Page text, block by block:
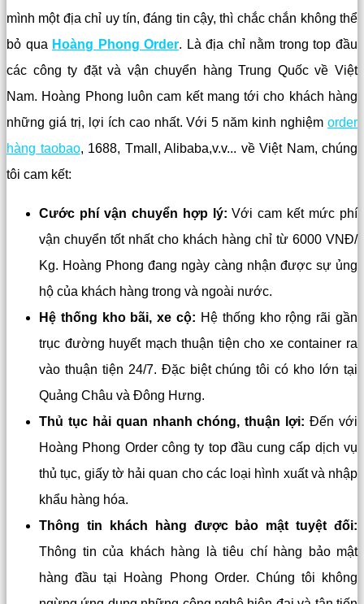
mình một địa chỉ uy tín, đáng tin cậy, thì chắc chắn không thể
bỏ qua Hoàng Phong Order. Là địa chỉ nằm trong top đầu
các công ty đặt và vận chuyển hàng Trung Quốc về Việt
Nam. Hoàng Phong luôn cam kết mang tới cho khách hàng
những giá trị, lợi ích cao nhất. Với 5 năm kinh nghiệm order
hàng taobao, 1688, Tmall, Alibaba,v.v... về Việt Nam, chúng
tôi cam kết:
Cước phí vận chuyển hợp lý: Với cam kết mức phí
vận chuyển tốt nhất cho khách hàng chỉ từ 6000 VNĐ/
Kg. Hoàng Phong đang ngày càng nhận được sự ủng
hộ của khách hàng trong và ngoài nước.
Hệ thống kho bãi, xe cộ: Hệ thống kho rộng rãi gần
trục đường huyết mạch thuận tiện cho xe container ra
vào thuận tiện 24/7. Đặc biệt chúng tôi có kho lớn tại
Quảng Châu và Đông Hưng.
Thủ tục hải quan nhanh chóng, thuận lợi: Đến với
Hoàng Phong Order công ty top đầu cung cấp dịch vụ
thủ tục, giấy tờ hải quan cho các loại hình xuất và nhập
khẩu hàng hóa.
Thông tin khách hàng được bảo mật tuyệt đối:
Thông tin của khách hàng là tiêu chí hàng bảo mật
hàng đầu tại Hoàng Phong Order. Chúng tôi không